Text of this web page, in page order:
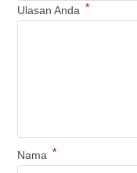
Ulasan Anda *
Nama *